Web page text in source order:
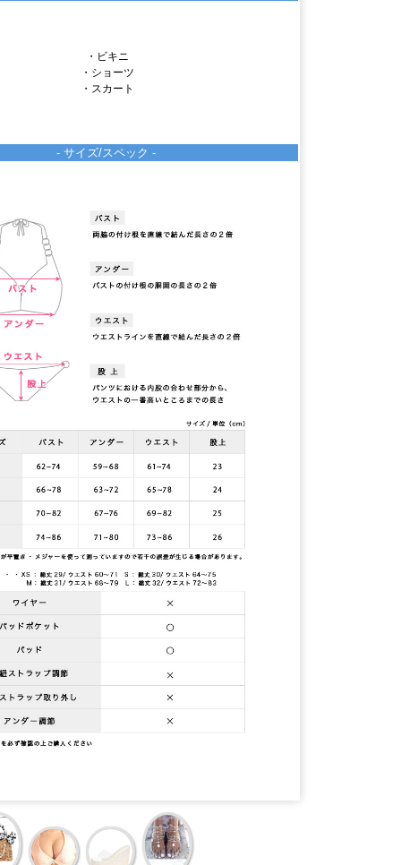
・ビキニ
・ショーツ
・スカート
- サイズ/スペック -